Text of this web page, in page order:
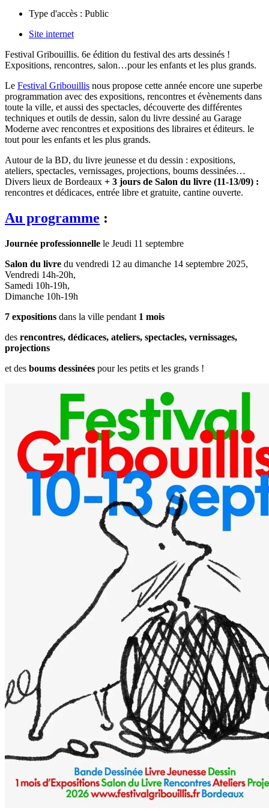
Type d'accès : Public
Site internet
Festival Gribouillis. 6e édition du festival des arts dessinés !
Expositions, rencontres, salon…pour les enfants et les plus grands.
Le Festival Gribouillis nous propose cette année encore une superbe
programmation avec des expositions, rencontres et évènements dans
toute la ville, et aussi des spectacles, découverte des différentes
techniques et outils de dessin, salon du livre dessiné au Garage
Moderne avec rencontres et expositions des libraires et éditeurs. le
tout pour les enfants et les plus grands.
Autour de la BD, du livre jeunesse et du dessin : expositions,
ateliers, spectacles, vernissages, projections, boums dessinées…
Divers lieux de Bordeaux + 3 jours de Salon du livre (11-13/09) :
rencontres et dédicaces, entrée libre et gratuite, cantine ouverte.
Au programme :
Journée professionnelle le Jeudi 11 septembre
Salon du livre du vendredi 12 au dimanche 14 septembre 2025,
Vendredi 14h-20h,
Samedi 10h-19h,
Dimanche 10h-19h
7 expositions dans la ville pendant 1 mois
des rencontres, dédicaces, ateliers, spectacles, vernissages,
projections
et des boums dessinées pour les petits et les grands !